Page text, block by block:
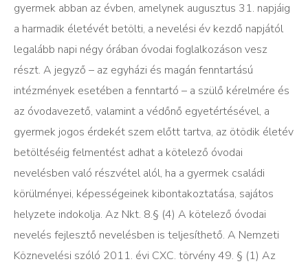
gyermek abban az évben, amelynek augusztus 31. napjáig
a harmadik életévét betölti, a nevelési év kezdő napjától
legalább napi négy órában óvodai foglalkozáson vesz
részt. A jegyző – az egyházi és magán fenntartású
intézmények esetében a fenntartó – a szülő kérelmére és
az óvodavezető, valamint a védőnő egyetértésével, a
gyermek jogos érdekét szem előtt tartva, az ötödik életév
betöltéséig felmentést adhat a kötelező óvodai
nevelésben való részvétel alól, ha a gyermek családi
körülményei, képességeinek kibontakoztatása, sajátos
helyzete indokolja. Az Nkt. 8.§ (4) A kötelező óvodai
nevelés fejlesztő nevelésben is teljesíthető. A Nemzeti
Köznevelési szóló 2011. évi CXC. törvény 49. § (1) Az